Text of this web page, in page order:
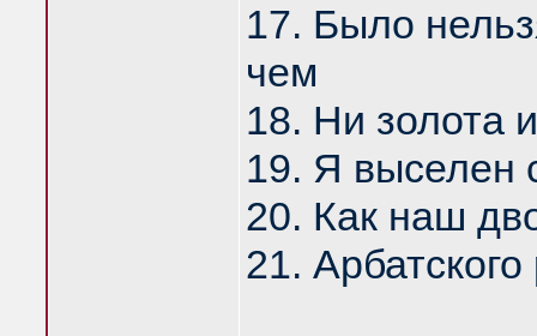
17. Было
чем
18. Ни золота
19. Я выселен
20. Как наш
21.